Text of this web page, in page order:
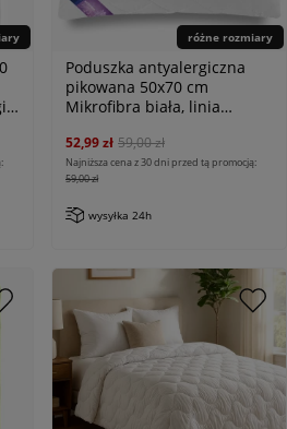
różne rozmiary
Poduszka antyalergiczna
pikowana 50x70 cm
Mikrofibra biała, linia
52,99 zł 59,00 zł
Najniższa cena z 30 dni przed tą promocją:
59,00 zł
wysyłka 24h